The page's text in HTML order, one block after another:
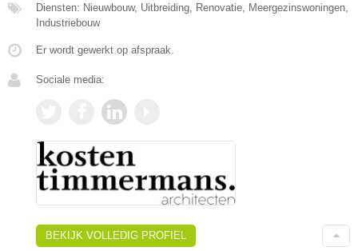
Diensten: Nieuwbouw, Uitbreiding, Renovatie, Meergezinswoningen,
Industriebouw
Er wordt gewerkt op afspraak.
Sociale media:
BEKIJK VOLLEDIG PROFIEL